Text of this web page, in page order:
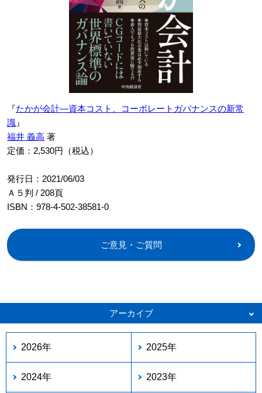
『たかが会計―資本コスト、コーポレートガバナンスの新常
識』
福井 義高 著
定価：2,530円（税込）
発行日：2021/06/03
Ａ５判 / 208頁
ISBN：978-4-502-38581-0
ご意見・ご質問
アーカイブ
2026年 2025年
2024年 2023年